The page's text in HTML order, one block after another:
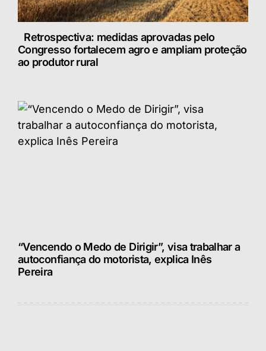
Retrospectiva: medidas aprovadas pelo
Congresso fortalecem agro e ampliam proteção
ao produtor rural
“Vencendo o Medo de Dirigir”, visa trabalhar a
autoconfiança do motorista, explica Inês
Pereira